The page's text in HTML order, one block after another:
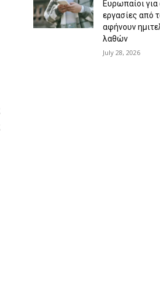
Ευρωπαίοι για
εργασίες από
αφήνουν
λαθών
July 28, 2026